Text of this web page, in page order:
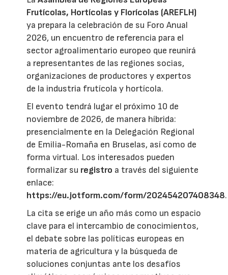
Frutícolas, Hortícolas y Florícolas (AREFLH)
ya prepara la celebración de su Foro Anual
2026, un encuentro de referencia para el
sector agroalimentario europeo que reunirá
a representantes de las regiones socias,
organizaciones de productores y expertos
de la industria frutícola y hortícola.
El evento tendrá lugar el próximo 10 de
noviembre de 2026, de manera híbrida:
presencialmente en la Delegación Regional
de Emilia-Romaña en Bruselas, así como de
forma virtual. Los interesados pueden
formalizar su registro a través del siguiente
enlace:
https://eu.jotform.com/form/202454207408348.
La cita se erige un año más como un espacio
clave para el intercambio de conocimientos,
el debate sobre las políticas europeas en
materia de agricultura y la búsqueda de
soluciones conjuntas ante los desafíos